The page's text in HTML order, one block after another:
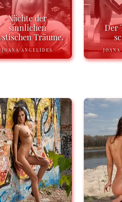
Nächte der
sinnlichen
Träume.
JOANA ANGELIDES
Der